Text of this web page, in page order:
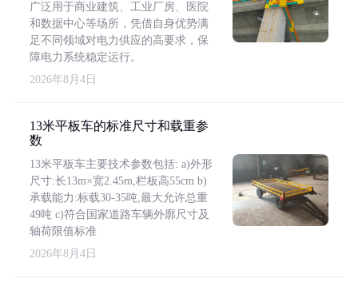
广泛用于商业建筑、工业厂房、医院
和数据中心等场所，凭借自身优势满
足不同领域对电力供应的高要求，保
障电力系统稳定运行。
2026年8月4日
13米平板车的标准尺寸和载重参
数
13米平板车主要技术参数包括: a)外形
尺寸:长13m×宽2.45m,栏板高55cm b)
承载能力:标载30-35吨,最大允许总重
49吨 c)符合国家道路车辆外廓尺寸及
轴荷限值标准
2026年8月4日